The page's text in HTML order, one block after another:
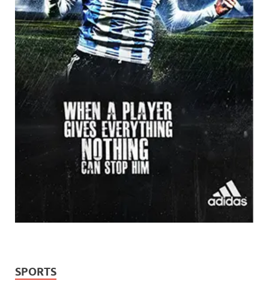
SPORTS